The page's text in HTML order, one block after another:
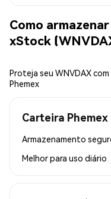
Como
xStock
Proteja seu WNVDAX
Phemex
Carteira
Armazenamento
Melhor para uso diário